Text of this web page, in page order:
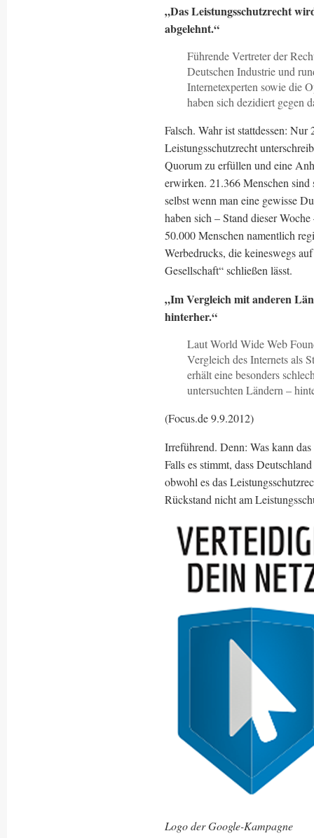
„Das Leistungsschutzrecht
abgelehnt.“
Führende Vertreter der
Deutschen Industrie und
Internetexperten sowie die
haben sich dezidiert gegen
Falsch. Wahr ist stattdessen:
Leistungsschutzrecht
Quorum zu erfüllen und eine
erwirken. 21.366 Menschen sind
selbst wenn man eine gewisse
haben sich – Stand dieser
50.000 Menschen namentlich
Werbedrucks, die keineswegs
Gesellschaft“ schließen lässt.
„Im Vergleich mit anderen
hinterher.“
Laut World Wide Web
Vergleich des Internets als
erhält eine besonders
untersuchten Ländern –
(Focus.de 9.9.2012)
Irreführend. Denn: Was kann
Falls es stimmt, dass
obwohl es das
Rückstand nicht am
Logo der Google-Kampagne